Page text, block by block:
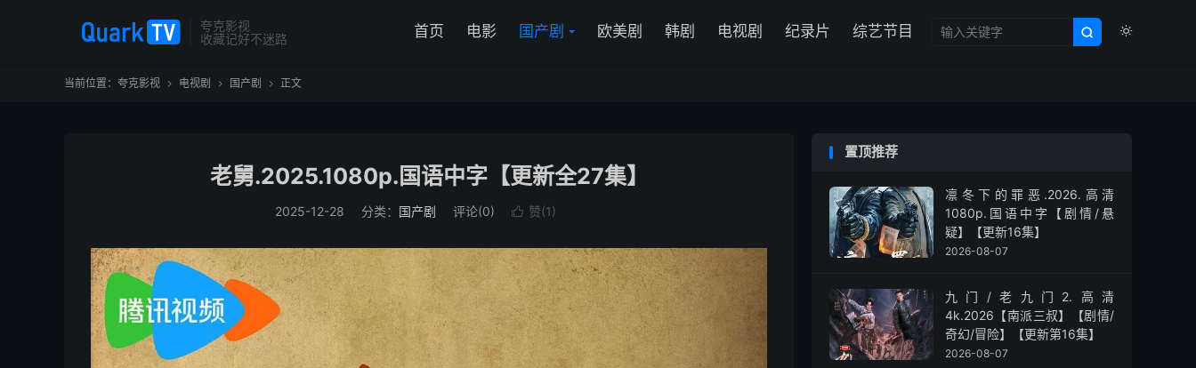
夸克影视
收藏记好不迷路


首页 电影 国产剧 欧美剧 韩剧 电视剧 纪录片 综艺节目
当前位置： 夸克影视  电视剧  国产剧  正文
老舅.2025.1080p.国语中字【更新全27集】
2025-12-28 分类： 国产剧 评论(0)  赞(1)
置顶推荐
凛冬下的罪恶.2026.高清
1080p.国语中字【剧情/悬
疑】【更新16集】
2026-08-07
九门/老九门2.高清
4k.2026【南派三叔】【剧情/
奇幻/冒险】【更新第16集】
2026-08-07